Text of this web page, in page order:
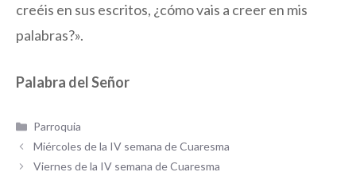
creéis en sus escritos, ¿cómo vais a creer en mis
palabras?».
Palabra del Señor
Categorías
Parroquia
Miércoles de la IV semana de Cuaresma
Viernes de la IV semana de Cuaresma